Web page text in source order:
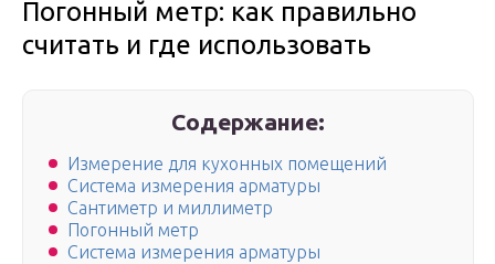
Погонный метр: как правильно
считать и где использовать
Содержание:
Измерение для кухонных помещений
Система измерения арматуры
Сантиметр и миллиметр
Погонный метр
Система измерения арматуры